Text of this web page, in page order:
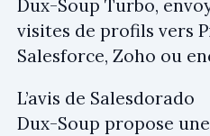
Dux-Soup Turbo,
visites de profils vers
Salesforce, Zoho ou
L’avis de Salesdorado
Dux-Soup propose